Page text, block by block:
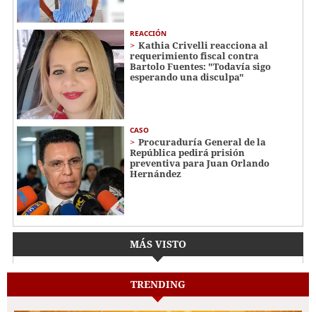
REACCIÓN
Kathia Crivelli reacciona al
requerimiento fiscal contra
Bartolo Fuentes: "Todavía sigo
esperando una disculpa"
CASO
Procuraduría General de la
República pedirá prisión
preventiva para Juan Orlando
Hernández
MÁS VISTO
TRENDING